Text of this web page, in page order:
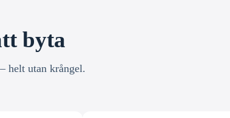
byta
helt utan krångel.